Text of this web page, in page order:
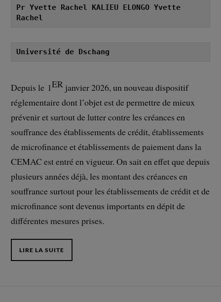
Pr Yvette Rachel KALIEU ELONGO Yvette
Rachel
Université de Dschang
Depuis le 1ER janvier 2026, un nouveau dispositif
réglementaire dont l’objet est de permettre de mieux
prévenir et surtout de lutter contre les créances en
souffrance des établissements de crédit, établissements
de microfinance et établissements de paiement dans la
CEMAC est entré en vigueur. On sait en effet que depuis
plusieurs années déjà, les montant des créances en
souffrance surtout pour les établissements de crédit et de
microfinance sont devenus importants en dépit de
différentes mesures prises.
LIRE LA SUITE